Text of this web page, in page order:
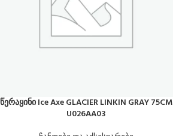
წერაყინი Ice Axe GLACIER LINKIN GRAY 75CM
U026AA03